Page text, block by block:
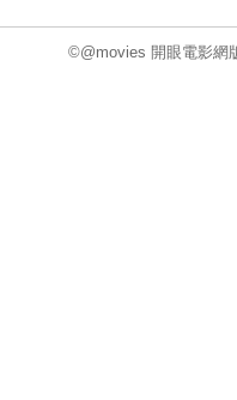
©@movies 開眼電影網